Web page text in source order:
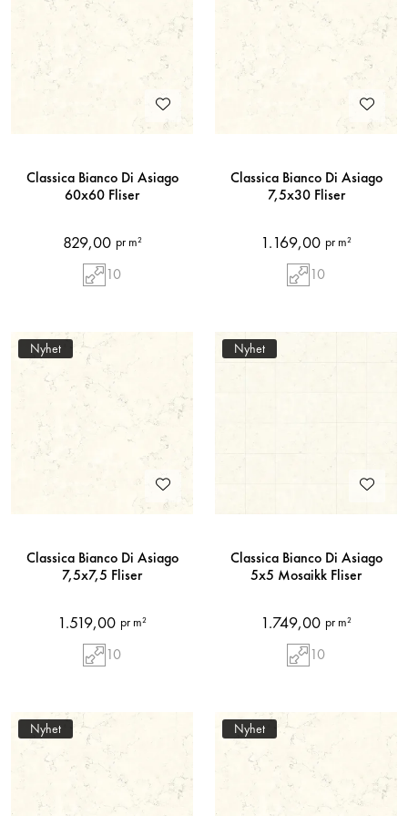
Classica Bianco Di Asiago
60x60 Fliser
829,00 pr m²
10
Classica Bianco Di Asiago
7,5x30 Fliser
1.169,00 pr m²
10
Nyhet
Classica Bianco Di Asiago
7,5x7,5 Fliser
1.519,00 pr m²
10
Nyhet
Classica Bianco Di Asiago
5x5 Mosaikk Fliser
1.749,00 pr m²
10
Nyhet Nyhet